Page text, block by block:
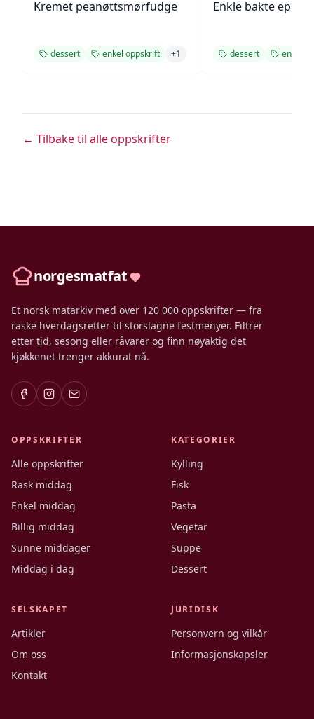
Kremet peanøttsmørfudge
dessert enkel oppskrift +1
Enkle bakte epler
dessert enkel
← Tilbake til alle oppskrifter
norgesmatfat
Et norsk matarkiv med over 120 000 oppskrifter — fra
raske hverdagsretter til storslagne festmenyer. Filtrer
etter tid, sesong eller råvarer og finn nøyaktig det
kjøkkenet trenger akkurat nå.
OPPSKRIFTER
Alle oppskrifter
Rask middag
Enkel middag
Billig middag
Sunne middager
Middag i dag
KATEGORIER
Kylling
Fisk
Pasta
Vegetar
Suppe
Dessert
SELSKAPET
Artikler
Om oss
Kontakt
JURIDISK
Personvern og vilkår
Informasjonskapsler